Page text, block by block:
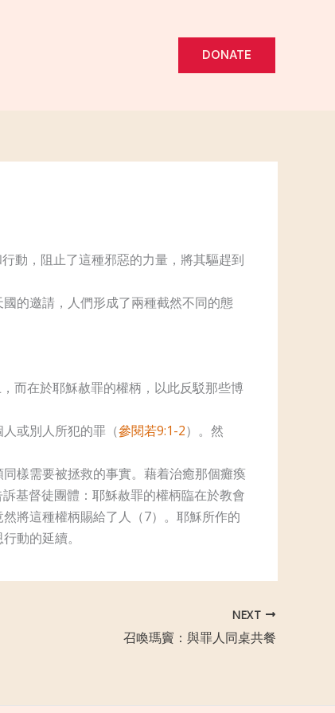
DONATE
動，阻止了這種邪惡的力量，將其驅趕到
的邀請，人們形成了兩種截然不同的態
而在於耶穌赦罪的權柄，以此反駁那些博
或別人所犯的罪（參閱若9:1-2）。然
樣需要被拯救的事實。藉着治癒那個癱瘓
基督徒團體：耶穌赦罪的權柄臨在於教會
將這種權柄賜給了人（7）。耶穌所作的
動的延續。
NEXT
召喚瑪竇：與罪人同桌共餐